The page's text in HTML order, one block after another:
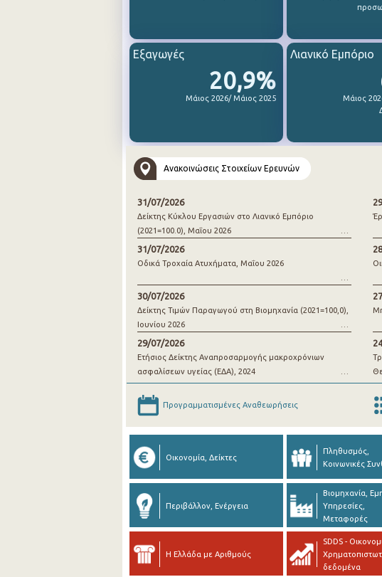
20,9%
Μάιος 2026/ Μάιος 2025
Εξαγωγές
Μάιος
Λιανικό Εμπόριο
Ανακοινώσεις Στοιχείων Ερευνών
31/07/2026
Δείκτης Κύκλου Εργασιών στο Λιανικό Εμπόριο
(2021=100.0), Μαΐου 2026
31/07/2026
Οδικά Τροχαία Ατυχήματα, Μαΐου 2026
30/07/2026
Δείκτης Τιμών Παραγωγού στη Βιομηχανία (2021=100,0),
Ιουνίου 2026
29/07/2026
Ετήσιος Δείκτης Αναπροσαρμογής μακροχρόνιων
ασφαλίσεων υγείας (ΕΔΑ), 2024
Προγραμματισμένες Αναθεωρήσεις
Οικονομία, Δείκτες
Πληθυσμός,
Κοινωνικές
Περιβάλλον, Ενέργεια
Βιομηχανία,
Υπηρεσίες,
Μεταφορές
Η Ελλάδα με Αριθμούς
SDDS -
δεδομένα